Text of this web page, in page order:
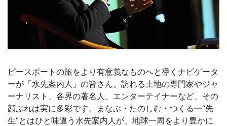
ピースボートの旅をより有意義なものへと導くナビゲータ
ーが「水先案内人」の皆さん。訪れる土地の専門家やジャ
ーナリスト、各界の著名人、エンターテイナーなど、その
顔ぶれは実に多彩です。まなぶ・たのしむ・つくる━“先
生”とはひと味違う水先案内人が、地球一周をより豊かに